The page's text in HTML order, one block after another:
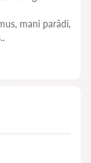
mani parādi,